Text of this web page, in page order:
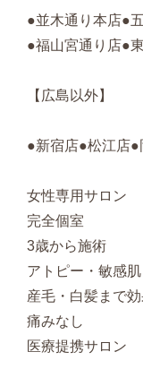
●並木通り本店●
●福山宮通り店●
【広島以外】
●新宿店●松江店
女性専用サロン
完全個室
3歳から施術
アトピー・敏感肌
産毛・白髪まで効
痛みなし
医療提携サロン